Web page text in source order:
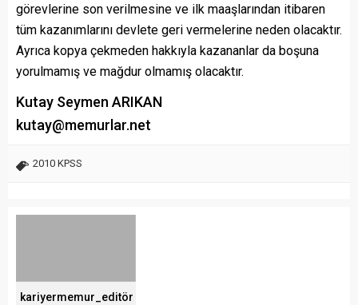
görevlerine son verilmesine ve ilk maaşlarından itibaren
tüm kazanımlarını devlete geri vermelerine neden olacaktır.
Ayrıca kopya çekmeden hakkıyla kazananlar da boşuna
yorulmamış ve mağdur olmamış olacaktır.
Kutay Seymen ARIKAN
kutay@memurlar.net
2010 KPSS
kariyermemur_editör